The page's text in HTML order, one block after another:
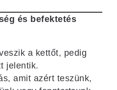
és befektetés
a kettőt, pedig
jelentik.
amit azért teszünk,